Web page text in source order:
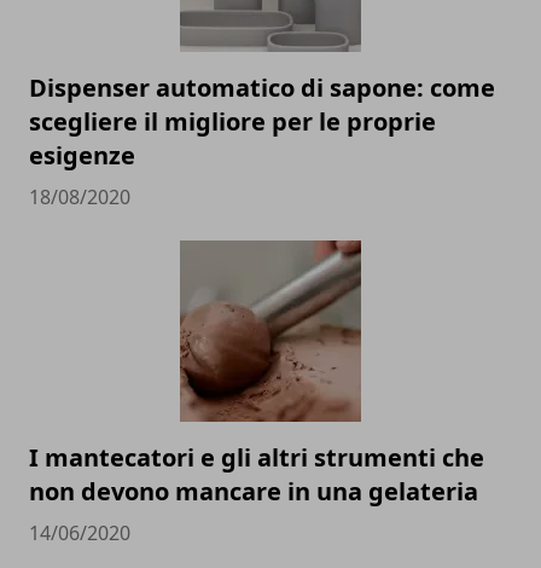
Dispenser automatico di sapone: come
scegliere il migliore per le proprie
esigenze
18/08/2020
I mantecatori e gli altri strumenti che
non devono mancare in una gelateria
14/06/2020